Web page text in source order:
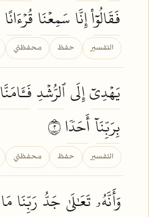
فَقَالُوٓاْإِنَّا سَمِعۡنَا قُرۡءَانًا
التفسير حفظ محفظتي
يَهۡدِيٓإِلَىٱلرُّشۡدِ فَـَٔامَنَّا
بِرَبِّنَآأَحَدٗا
التفسير حفظ محفظتي
وَأَنَّهُۥتَعَٰلَىٰ جَدُّ رَبِّنَا مَا